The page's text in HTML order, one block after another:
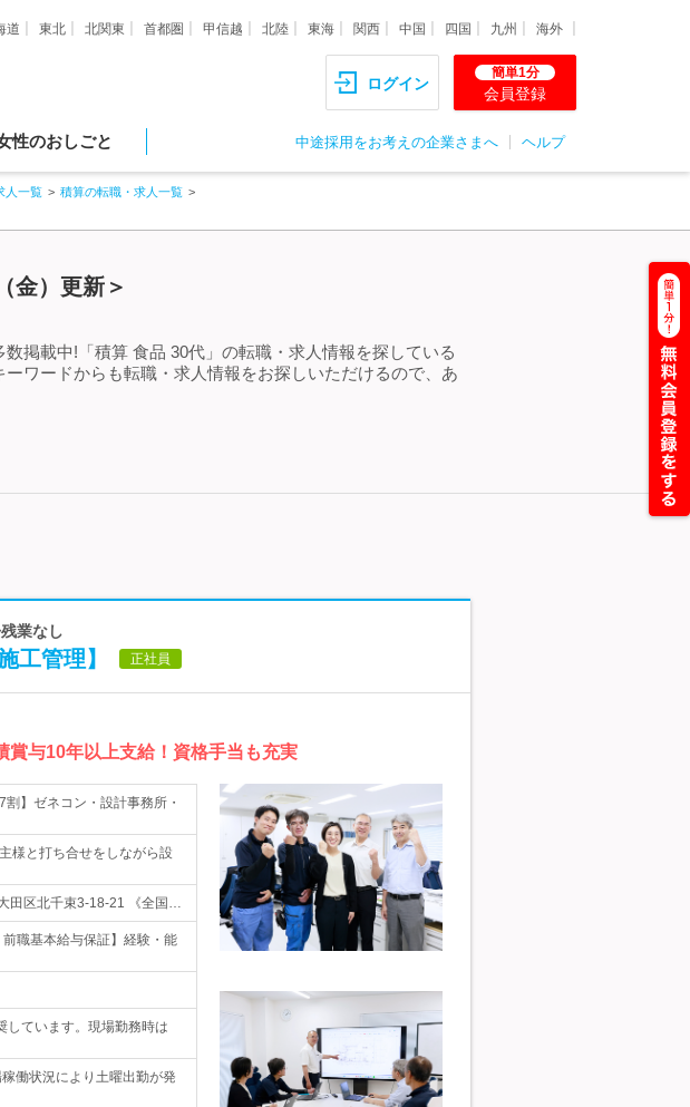
道 東北 北関東 首都圏 甲信越 北陸 東海 関西 中国 四国 九州 海外
ログイン
簡単1分
会員登録
性のおしごと 中途採用をお考えの企業さまへ ヘルプ
人一覧
積算の転職・求人一覧
金）更新＞
掲載中!「積算 食品 30代」の転職・求人情報を探している
ワードからも転職・求人情報をお探しいただけるので、あ
業なし
工管理】 正社員
賞与10年以上支給！資格手当も充実
】ゼネコン・設計事務所・
様と打ち合せをしながら設
田区北千束3-18-21 《全国…
職基本給与保証】経験・能
ています。現場勤務時は
働状況により土曜出勤が発